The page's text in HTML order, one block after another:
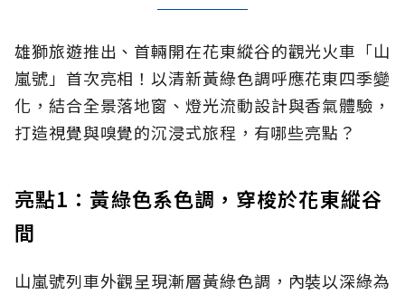
雄獅旅遊推出、首輛開在花東縱谷的觀光火車「山
嵐號」首次亮相！以清新黃綠色調呼應花東四季變
化，結合全景落地窗、燈光流動設計與香氣體驗，
打造視覺與嗅覺的沉浸式旅程，有哪些亮點？
亮點1：黃綠色系色調，穿梭於花東縱谷
間
山嵐號列車外觀呈現漸層黃綠色調，內裝以深綠為